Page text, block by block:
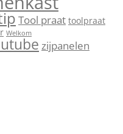
Tool praat toolpraat
Welkom
zijpanelen